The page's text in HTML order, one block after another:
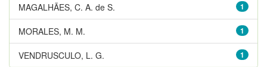
1
MAGALHÃES, C. A. de S.
1
MORALES, M. M.
1
VENDRUSCULO, L. G.